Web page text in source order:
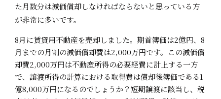
た月数分は減価償却しなければならないと思っている方
が非常に多いです。
8月に賃貸用不動産を売却しました。期首簿価は2億円、8
月までの月割の減価償却費は2,000万円です。この減価償
却費2,000万円は不動産所得の必要経費に計上する一方
で、譲渡所得の計算における取得費は償却後簿価である1
億8,000万円になるのでしょうか？短期譲渡に該当し、税